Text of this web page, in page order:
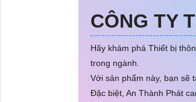
CÔNG TY
Hãy khám phá Thiết bị
trong ngành.
Với sản phẩm này, bạn sẽ
Đặc biệt, An Thành Phát